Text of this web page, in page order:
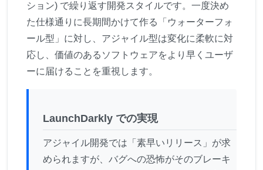
ション) で繰り返す開発スタイルです。一度決め
た仕様通りに長期間かけて作る「ウォーターフォ
ール型」に対し、アジャイル型は変化に柔軟に対
応し、価値のあるソフトウェアをより早くユーザ
ーに届けることを重視します。
LaunchDarkly での実現
アジャイル開発では「素早いリリース」が求
められますが、バグへの恐怖がそのブレーキ